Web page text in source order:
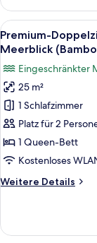
Studiosuite,
Meerblick
(Kayu
Suite)
Alle
Fotos
Premium-
Doppelzimmer,
Queen-
Bett,
(Bamboo
1
Premium-
Meerblick
Eingeschränkter
25 m²
1 Schlafzimmer
Platz für 2
1 Queen-Bett
Kostenloses
Weitere Details
Weitere
Doppelzimmer,